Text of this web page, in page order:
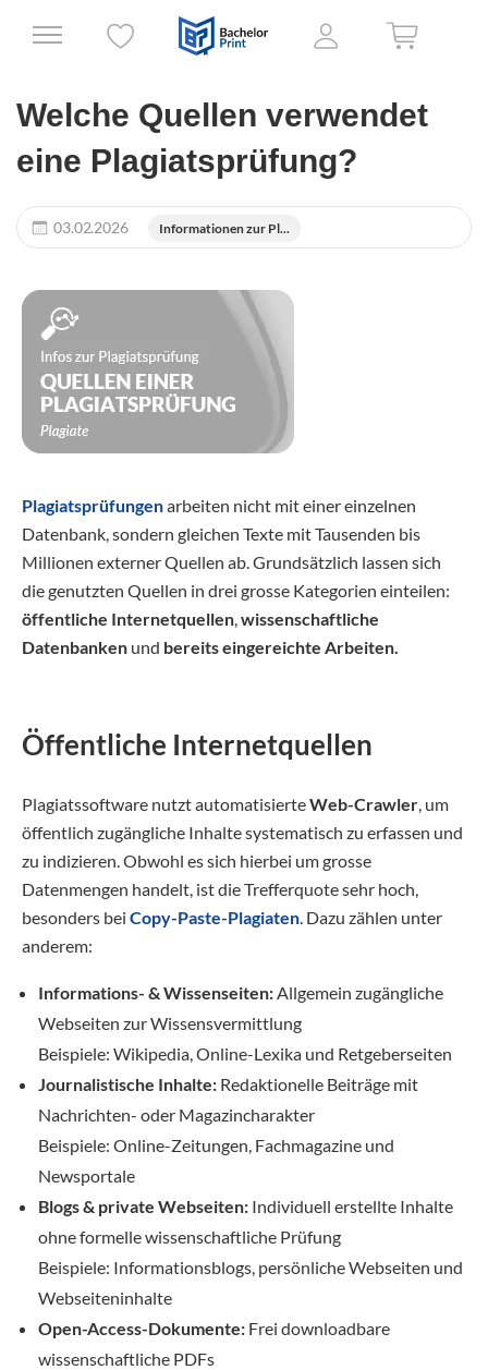
Welche Quellen verwendet
eine Plagiatsprüfung?
03.02.2026 Informationen zur Pl...
Plagiatsprüfungenarbeiten nicht mit einer einzelnen
Datenbank, sondern gleichen Texte mit Tausenden bis
Millionen externer Quellen ab. Grundsätzlich lassen sich
die genutzten Quellen in drei grosse Kategorien einteilen:
öffentliche Internetquellen,wissenschaftliche
Datenbanken und bereits eingereichte Arbeiten.
Öffentliche Internetquellen
Plagiatssoftware nutzt automatisierteWeb-Crawler, um
öffentlich zugängliche Inhalte systematisch zu erfassen und
zu indizieren. Obwohl es sich hierbei um grosse
Datenmengen handelt, ist die Trefferquote sehr hoch,
besonders bei Copy-Paste-Plagiaten. Dazu zählen unter
anderem:
Informations- & Wissenseiten:Allgemein zugängliche
Webseiten zur Wissensvermittlung
Beispiele: Wikipedia, Online-Lexika und Retgeberseiten
Journalistische Inhalte: Redaktionelle Beiträge mit
Nachrichten- oder Magazincharakter
Beispiele: Online-Zeitungen, Fachmagazine und
Newsportale
Blogs & private Webseiten: Individuell erstellte Inhalte
ohne formelle wissenschaftliche Prüfung
Beispiele: Informationsblogs, persönliche Webseiten und
Webseiteninhalte
Open-Access-Dokumente: Frei downloadbare
wissenschaftliche PDFs